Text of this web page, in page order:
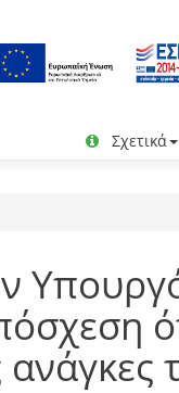
Σχετικά
ανάγκες